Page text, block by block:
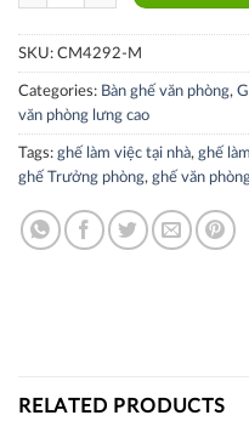
SKU: CM4292-M
Categories: Bàn ghế văn phòng,
văn phòng lưng cao
Tags: ghế làm việc tại nhà, ghế
ghế Trưởng phòng, ghế văn
RELATED PRODUCTS